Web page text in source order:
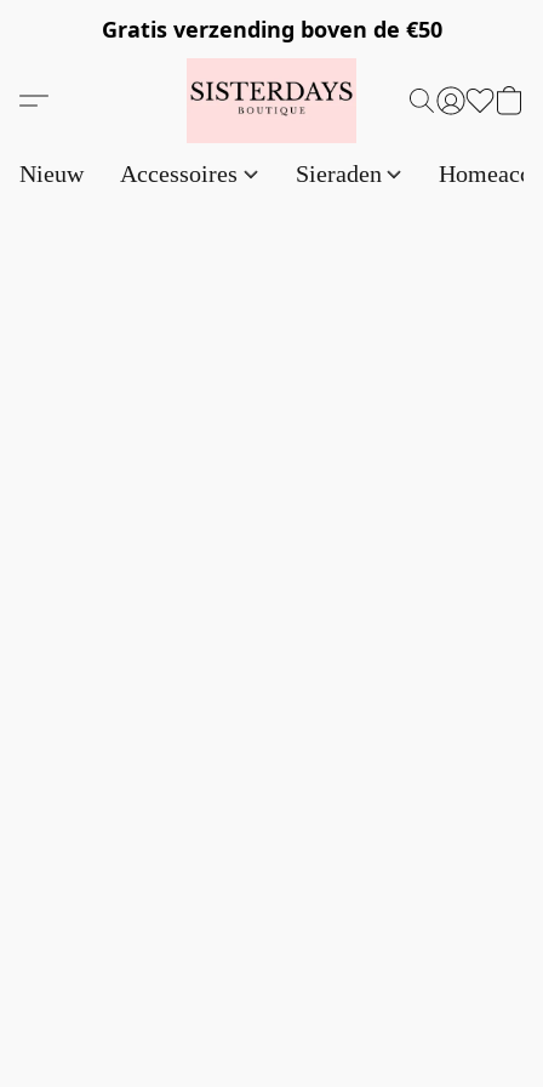
Gratis verzending boven de €50
Nieuw Accessoires Sieraden